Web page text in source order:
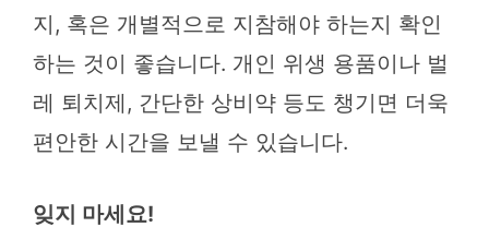
지, 혹은 개별적으로 지참해야 하는지 확인
하는 것이 좋습니다. 개인 위생 용품이나 벌
레 퇴치제, 간단한 상비약 등도 챙기면 더욱
편안한 시간을 보낼 수 있습니다.
잊지 마세요!